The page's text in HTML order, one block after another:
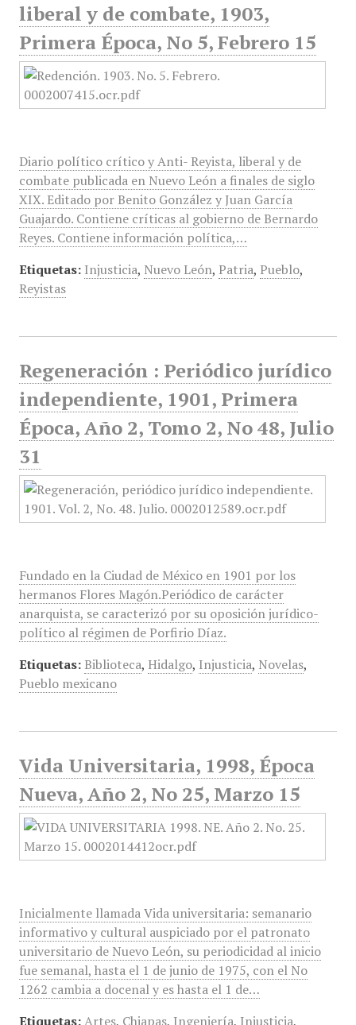
liberal y de combate, 1903,
Primera Época, No 5, Febrero 15
Diario político crítico y Anti- Reyista, liberal y de
combate publicada en Nuevo León a finales de siglo
XIX. Editado por Benito González y Juan García
Guajardo. Contiene críticas al gobierno de Bernardo
Reyes. Contiene información política,…
Etiquetas: Injusticia, Nuevo León, Patria, Pueblo,
Reyistas
Regeneración : Periódico jurídico
independiente, 1901, Primera
Época, Año 2, Tomo 2, No 48, Julio
31
Fundado en la Ciudad de México en 1901 por los
hermanos Flores Magón.Periódico de carácter
anarquista, se caracterizó por su oposición jurídico-
político al régimen de Porfirio Díaz.
Etiquetas: Biblioteca, Hidalgo, Injusticia, Novelas,
Pueblo mexicano
Vida Universitaria, 1998, Época
Nueva, Año 2, No 25, Marzo 15
Inicialmente llamada Vida universitaria: semanario
informativo y cultural auspiciado por el patronato
universitario de Nuevo León, su periodicidad al inicio
fue semanal, hasta el 1 de junio de 1975, con el No
1262 cambia a docenal y es hasta el 1 de…
Etiquetas: Artes, Chiapas, Ingeniería, Injusticia,